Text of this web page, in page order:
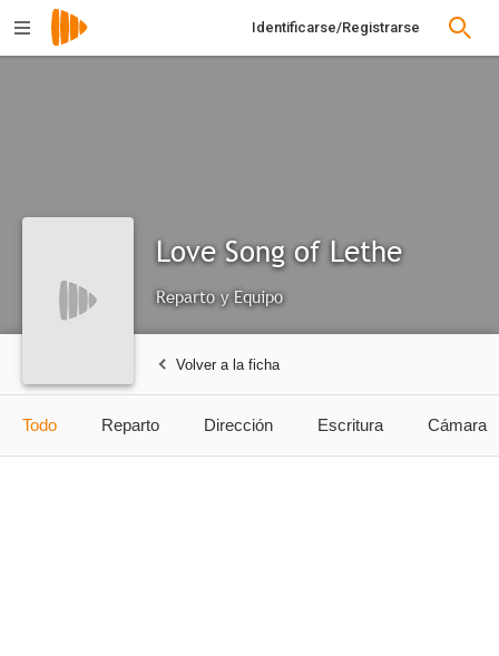
Identificarse/Registrarse
Love Song of Lethe
Reparto y Equipo
Volver a la ficha
Todo Reparto Dirección Escritura Cámara